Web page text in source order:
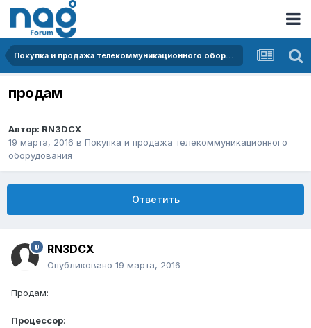
Покупка и продажа телекоммуникационного оборудования
продам
Автор: RN3DCX
19 марта, 2016 в Покупка и продажа телекоммуникационного
оборудования
Ответить
RN3DCX
Опубликовано 19 марта, 2016
Продам:
Процессор: